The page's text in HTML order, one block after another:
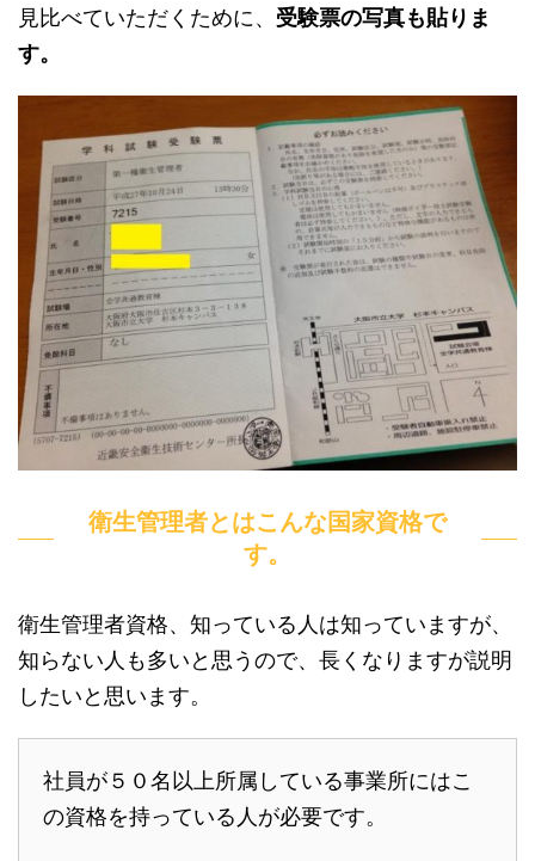
見比べていただくために、 受験票の写真も貼りま
す。
衛生管理者とはこんな国家資格で
す。
衛生管理者資格、知っている人は知っていますが、
知らない人も多いと思うので、長くなりますが説明
したいと思います。
社員が５０名以上所属している事業所にはこ
の資格を持っている人が必要です。